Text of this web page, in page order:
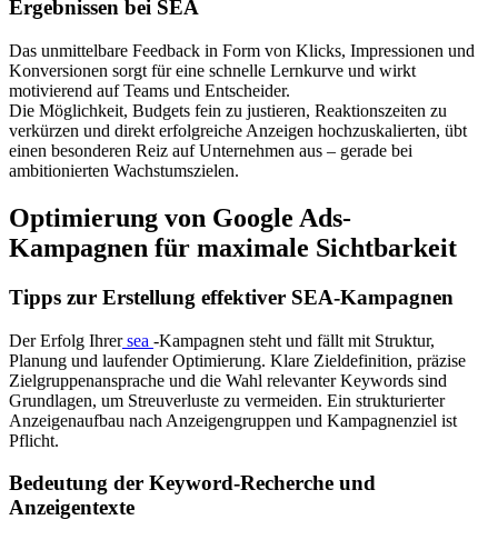
Ergebnissen bei SEA
Das unmittelbare Feedback in Form von Klicks, Impressionen und
Konversionen sorgt für eine schnelle Lernkurve und wirkt
motivierend auf Teams und Entscheider.
Die Möglichkeit, Budgets fein zu justieren, Reaktionszeiten zu
verkürzen und direkt erfolgreiche Anzeigen hochzuskalierten, übt
einen besonderen Reiz auf Unternehmen aus – gerade bei
ambitionierten Wachstumszielen.
Optimierung von Google Ads-
Kampagnen für maximale Sichtbarkeit
Tipps zur Erstellung effektiver SEA-Kampagnen
Der Erfolg Ihrersea -Kampagnen steht und fällt mit Struktur,
Planung und laufender Optimierung. Klare Zieldefinition, präzise
Zielgruppenansprache und die Wahl relevanter Keywords sind
Grundlagen, um Streuverluste zu vermeiden. Ein strukturierter
Anzeigenaufbau nach Anzeigengruppen und Kampagnenziel ist
Pflicht.
Bedeutung der Keyword-Recherche und
Anzeigentexte